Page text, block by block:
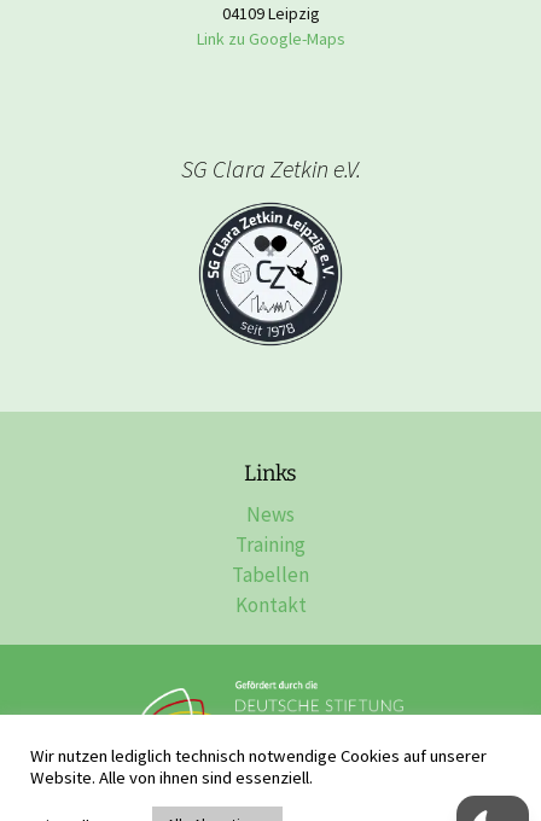
04109 Leipzig
Link zu Google-Maps
SG Clara Zetkin e.V.
Links
News
Training
Tabellen
Kontakt
Impressum, Datenschutz & Disclaimer
Wir nutzen lediglich technisch notwendige Cookies auf unserer
Website. Alle von ihnen sind essenziell.